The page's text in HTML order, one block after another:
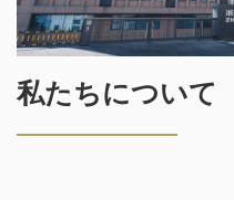
私たちについて